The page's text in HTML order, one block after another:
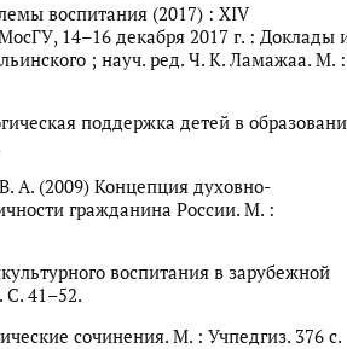
воспитания (2017) : XIV
14–16 декабря 2017 г. : Доклады
; науч. ред. Ч. К. Ламажаа. М.
поддержка детей в
А. (2009) Концепция духовно-
гражданина России. М. :
воспитания в зарубежной
41–52.
сочинения. М. : Учпедгиз. 376 с.